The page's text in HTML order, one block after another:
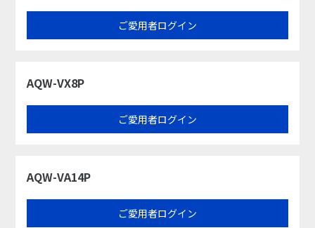
ご愛用者ログイン
AQW-VX8P
ご愛用者ログイン
AQW-VA14P
ご愛用者ログイン